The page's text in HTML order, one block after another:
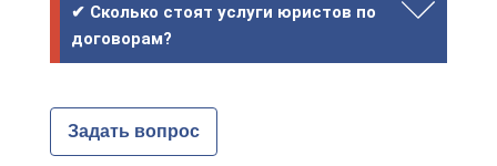
✔ Сколько стоят услуги юристов по
договорам?
Задать вопрос